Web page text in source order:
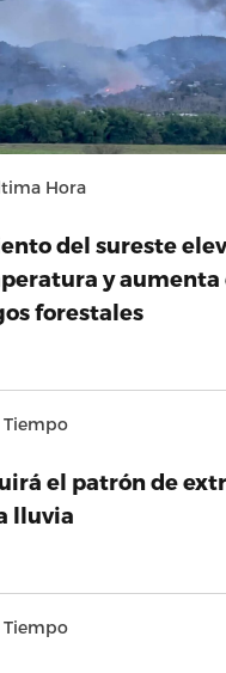
Hora
del sureste
y aumenta
forestales
Tiempo
el patrón de
lluvia
Tiempo